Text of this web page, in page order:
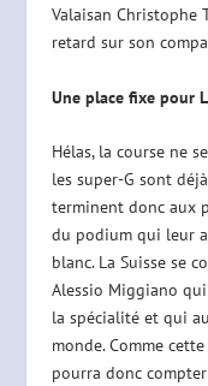
Valaisan
retard sur son
Une place fixe pour
Hélas, la course ne
les super-G sont
terminent donc aux
du podium qui leur
blanc. La Suisse se
Alessio Miggiano
la spécialité et qui
monde. Comme
pourra donc